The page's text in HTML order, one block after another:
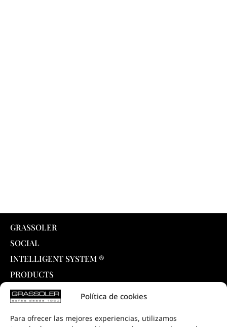
Política de cookies
Para ofrecer las mejores experiencias, utilizamos
GRASSOLER
SOCIAL
INTELLIGENT SYSTEM ®
PRODUCTS
COLLECTIONS
DOWNLOADS
PROJECTS